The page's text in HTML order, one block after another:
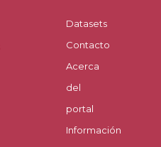
Datasets
Contacto
Acerca
del
portal
Información